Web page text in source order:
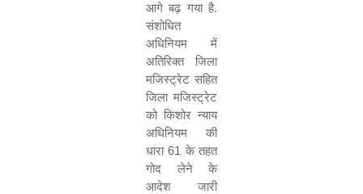
आगे बढ़ गया है.
संशोधित
अधिनियम में
अतिरिक्त जिला
मजिस्ट्रेट सहित
जिला मजिस्ट्रेट
को किशोर न्याय
अधिनियम की
धारा61 के तहत
गोद लेने के
आदेश जारी